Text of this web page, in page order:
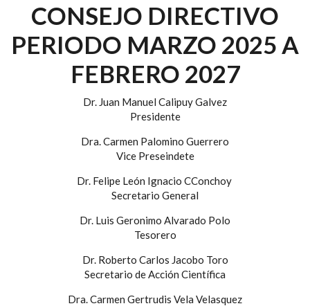
CONSEJO DIRECTIVO
PERIODO MARZO 2025 A
FEBRERO 2027
Dr. Juan Manuel Calipuy Galvez
Presidente
Dra. Carmen Palomino Guerrero
Vice Preseindete
Dr. Felipe León Ignacio CConchoy
Secretario General
Dr. Luis Geronimo Alvarado Polo
Tesorero
Dr. Roberto Carlos Jacobo Toro
Secretario de Acción Científica
Dra. Carmen Gertrudis Vela Velasquez